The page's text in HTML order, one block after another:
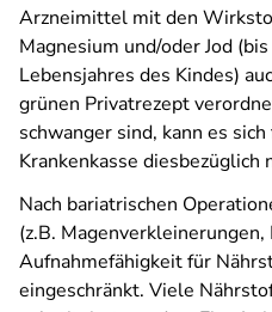
Arzneimittel mit den
Magnesium und/oder Jod
Lebensjahres des Kindes)
grünen Privatrezept
schwanger sind, kann es
Krankenkasse diesbezüglich
Nach bariatrischen
(z.B.
Aufnahmefähigkeit für
eingeschränkt. Viele